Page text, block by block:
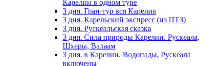
Карелии в одном туре
3 дня. Гран-тур вся Карелия
3 дня. Карельский экспресс (из ПТЗ)
3 дня. Рускеальская сказка
3 дня. Сила природы Карелии. Рускеала,
Шхеры, Валаам
3 дня. в Карелии. Водопады, Рускеала
включены